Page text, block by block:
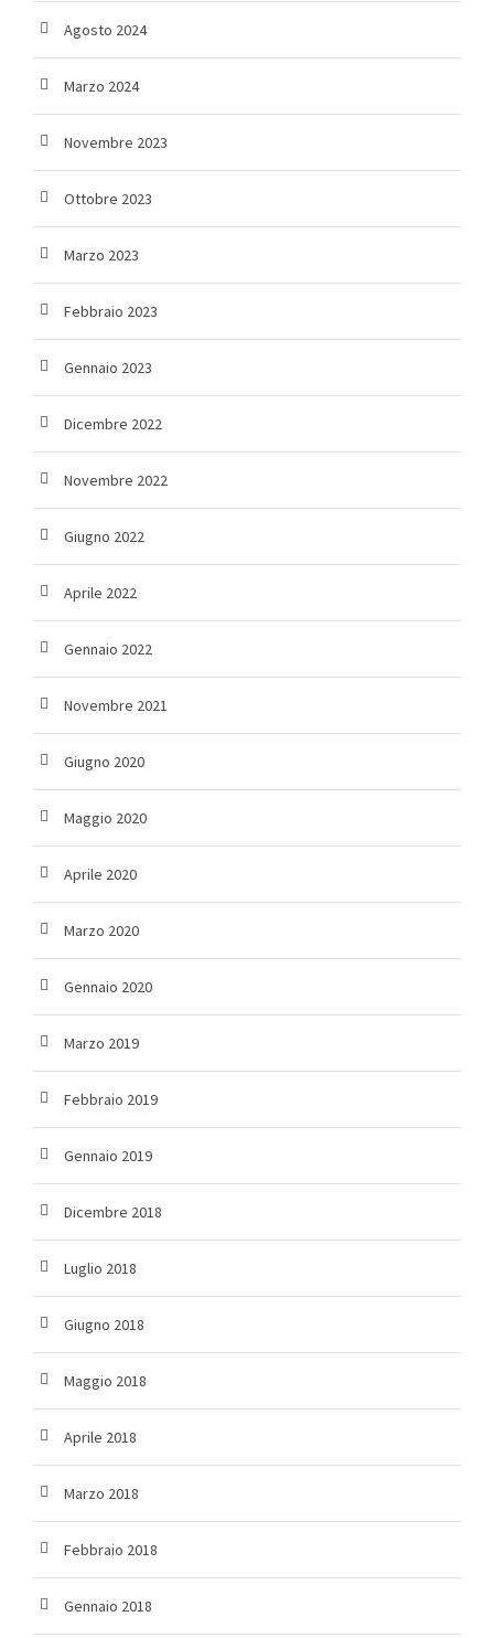
Agosto 2024
Marzo 2024
Novembre 2023
Ottobre 2023
Marzo 2023
Febbraio 2023
Gennaio 2023
Dicembre 2022
Novembre 2022
Giugno 2022
Aprile 2022
Gennaio 2022
Novembre 2021
Giugno 2020
Maggio 2020
Aprile 2020
Marzo 2020
Gennaio 2020
Marzo 2019
Febbraio 2019
Gennaio 2019
Dicembre 2018
Luglio 2018
Giugno 2018
Maggio 2018
Aprile 2018
Marzo 2018
Febbraio 2018
Gennaio 2018